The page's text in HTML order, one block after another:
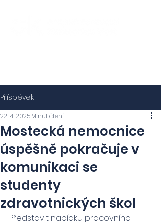
Příspěvek
Mostecká nemocnice
úspěšně pokračuje v
komunikaci se
studenty
zdravotnických škol
22. 4. 2025Minut čtení: 1
Představit nabídku pracovního